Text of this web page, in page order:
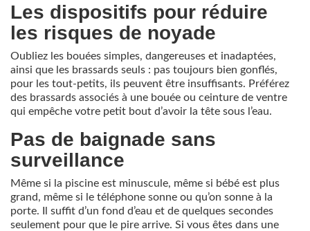
Les dispositifs pour réduire
les risques de noyade
Oubliez les bouées simples, dangereuses et inadaptées,
ainsi que les brassards seuls : pas toujours bien gonflés,
pour les tout-petits, ils peuvent être insuffisants. Préférez
des brassards associés à une bouée ou ceinture de ventre
qui empêche votre petit bout d’avoir la tête sous l’eau.
Pas de baignade sans
surveillance
Même si la piscine est minuscule, même si bébé est plus
grand, même si le téléphone sonne ou qu’on sonne à la
porte. Il suffit d’un fond d’eau et de quelques secondes
seulement pour que le pire arrive. Si vous êtes dans une